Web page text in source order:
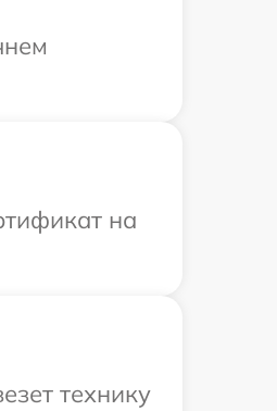
на
технику